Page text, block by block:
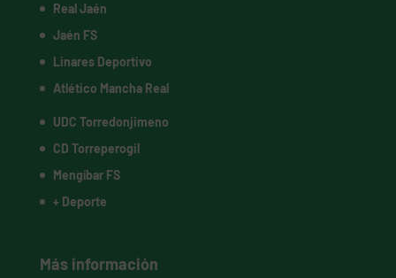
Real Jaén
Jaén FS
Linares Deportivo
Atlético Mancha Real
UDC Torredonjimeno
CD Torreperogil
Mengíbar FS
+ Deporte
Más información